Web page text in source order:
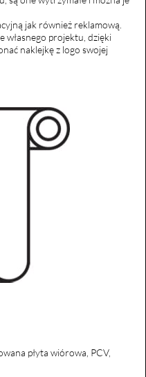
jak również reklamową.
własnego projektu, dzięki
naklejkę z logo swojej
płyta wiórowa, PCV,